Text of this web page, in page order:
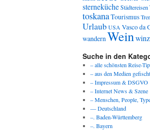
sternekücheStädtereisen
toskanaTourismus
Urlaub USA Vasco da
wandernWein
Suche in den
– alle schönsten Reise-
– aus den Medien gefischt
– Impressum & DSGVO
– Internet News & Szene
– Menschen, People,
— Deutschland
–. Baden-Württemberg
–. Bayern